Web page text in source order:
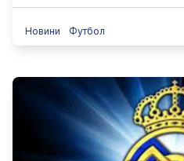
Новини Футбол